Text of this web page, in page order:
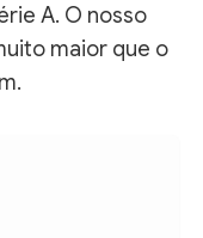
A. O nosso
maior que o